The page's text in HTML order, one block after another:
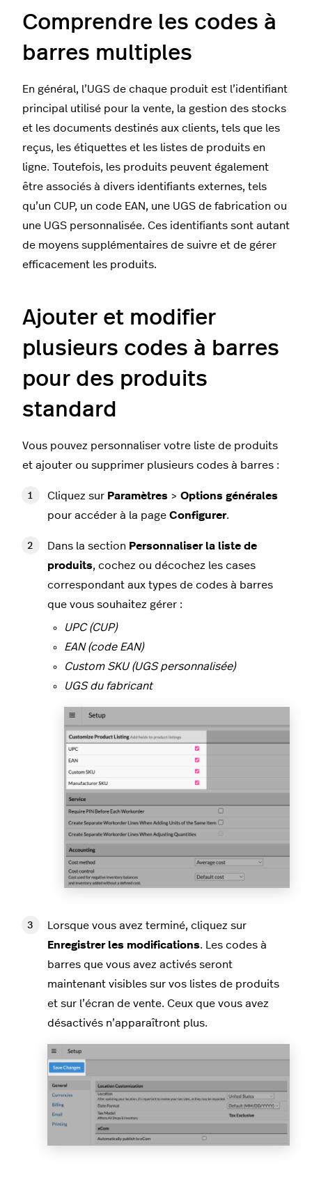
Comprendre les codes à
barres multiples
En général, l’UGS de chaque produit est l’identifiant
principal utilisé pour la vente, la gestion des stocks
et les documents destinés aux clients, tels que les
reçus, les étiquettes et les listes de produits en
ligne. Toutefois, les produits peuvent également
être associés à divers identifiants externes, tels
qu’un CUP, un code EAN, une UGS de fabrication ou
une UGS personnalisée. Ces identifiants sont autant
de moyens supplémentaires de suivre et de gérer
efficacement les produits.
Ajouter et modifier
plusieurs codes à barres
pour des produits
standard
Vous pouvez personnaliser votre liste de produits
et ajouter ou supprimer plusieurs codes à barres :
Cliquez sur Paramètres > Options générales
pour accéder à la page Configurer.
Dans la section Personnaliser la liste de
produits, cochez ou décochez les cases
correspondant aux types de codes à barres
que vous souhaitez gérer :
UPC (CUP)
EAN (code EAN)
Custom SKU (UGS personnalisée)
UGS du fabricant
Lorsque vous avez terminé, cliquez sur
Enregistrer les modifications. Les codes à
barres que vous avez activés seront
maintenant visibles sur vos listes de produits
et sur l’écran de vente. Ceux que vous avez
désactivés n’apparaîtront plus.